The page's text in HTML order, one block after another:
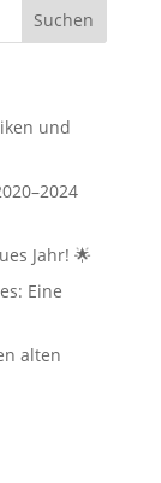
und
Jahr! 🌟
Eine
alten